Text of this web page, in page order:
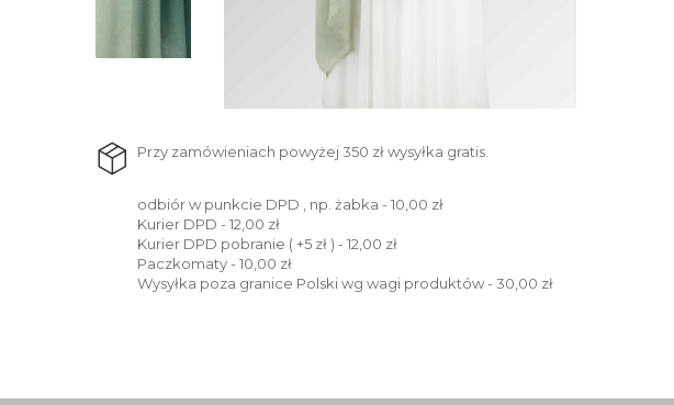
Przy zamówieniach powyżej 350 zł wysyłka gratis.
odbiór w punkcie DPD , np. żabka - 10,00 zł
Kurier DPD - 12,00 zł
Kurier DPD pobranie ( +5 zł ) - 12,00 zł
Paczkomaty - 10,00 zł
Wysyłka poza granice Polski wg wagi produktów - 30,00 zł